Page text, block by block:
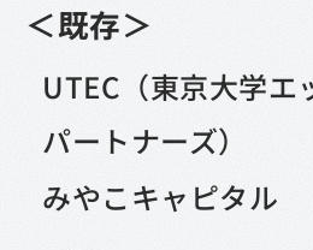
＜既存＞
UTEC（東京大学エ
パートナーズ）
みやこキャピタル